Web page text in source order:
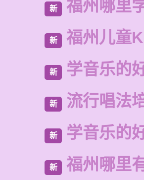
新 福州哪里
新 福州儿童
新 学音乐的
新 流行唱法
新 学音乐的
新 福州哪里